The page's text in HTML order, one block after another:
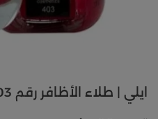
ايلي | طلاء الأظافر رقم 403 | 14مل